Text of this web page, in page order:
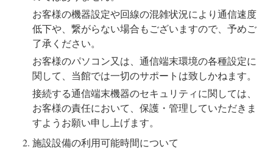
お客様の機器設定や回線の混雑状況により通信速度
低下や、繋がらない場合もございますので、予めご
了承ください。
お客様のパソコン又は、通信端末環境の各種設定に
関して、当館では一切のサポートは致しかねます。
接続する通信端末機器のセキュリティに関しては、
お客様の責任において、保護・管理していただきま
すようお願い申し上げます。
施設設備の利用可能時間について